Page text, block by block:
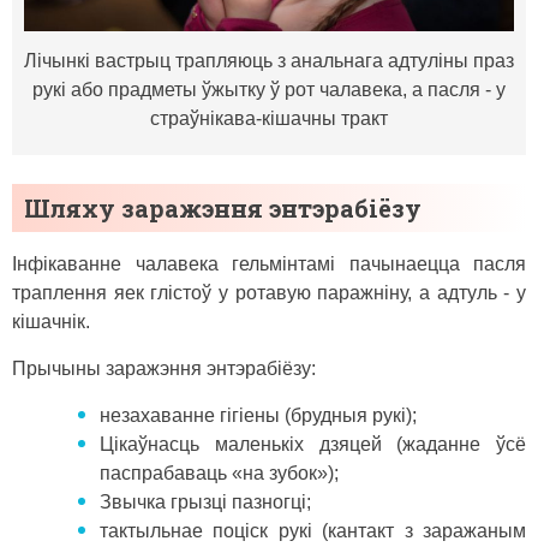
Лічынкі вастрыц трапляюць з анальнага адтуліны праз
рукі або прадметы ўжытку ў рот чалавека, а пасля - у
страўнікава-кішачны тракт
Шляху заражэння энтэрабіёзу
Інфікаванне чалавека гельмінтамі пачынаецца пасля
траплення яек глістоў у ротавую паражніну, а адтуль - у
кішачнік.
Прычыны заражэння энтэрабіёзу:
незахаванне гігіены (брудныя рукі);
Цікаўнасць маленькіх дзяцей (жаданне ўсё
паспрабаваць «на зубок»);
Звычка грызці пазногці;
тактыльнае поціск рукі (кантакт з заражаным